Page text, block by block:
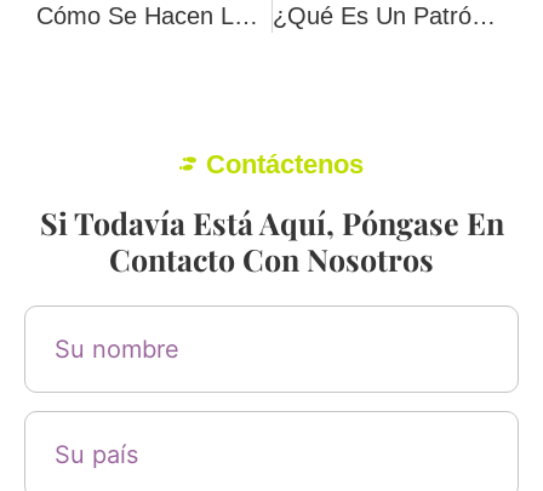
Cómo Se Hacen Los Zapatos En La Fábrica 101 ¿Qué Es Un Patrón De Calzado? Lo Entenderá En 2 Minutos.
Contáctenos
Si Todavía Está Aquí, Póngase En
Contacto Con Nosotros